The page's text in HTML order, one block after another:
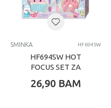
SMINKA HF694SW
HF694SW HOT
FOCUS SET ZA
FOREVER
26,90 BAM